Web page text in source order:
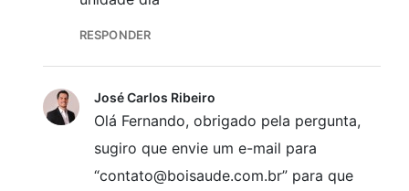
RESPONDER
José Carlos Ribeiro
Olá Fernando, obrigado pela pergunta,
sugiro que envie um e-mail para
“contato@boisaude.com.br” para que